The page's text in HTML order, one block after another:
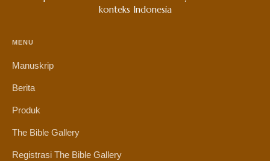
konteks Indonesia
MENU
Manuskrip
Berita
Produk
The Bible Gallery
Registrasi The Bible Gallery